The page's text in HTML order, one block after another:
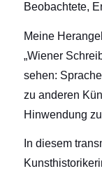
Beobachtete,
Meine
„Wiener
sehen:
zu anderen
Hinwendung
In diesem